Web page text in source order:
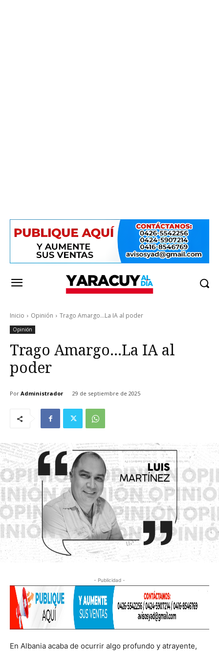
Inicio Opinión Trago Amargo...La IA al poder
Opinión
Trago Amargo…La IA al
poder
Por Administrador 29 de septiembre de 2025
- Publicidad -
En Albania acaba de ocurrir algo profundo y atrayente,